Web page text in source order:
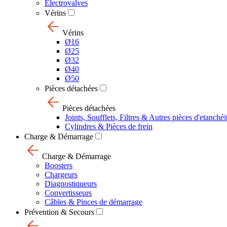
Electrovalves
Vérins
Vérins
Ø16
Ø25
Ø32
Ø40
Ø50
Pièces détachées
Pièces détachées
Joints, Soufflets, Filtres & Autres pièces
Cylindres & Pièces de frein
Charge & Démarrage
Charge & Démarrage
Boosters
Chargeurs
Diagnostiqueurs
Convertisseurs
Câbles & Pinces de démarrage
Prévention & Secours